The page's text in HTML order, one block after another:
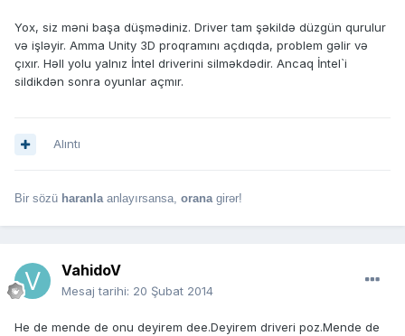
Yox, siz məni başa düşmədiniz. Driver tam şəkildə düzgün qurulur
və işləyir. Amma Unity 3D proqramını açdıqda, problem gəlir və
çıxır. Həll yolu yalnız İntel driverini silməkdədir. Ancaq İntel`i
sildikdən sonra oyunlar açmır.
Alıntı
Bir sözü haranla anlayırsansa, orana girər!
VahidoV
Mesaj tarihi: 20 Şubat 2014
He de mende de onu deyirem dee.Deyirem driveri poz.Mende de